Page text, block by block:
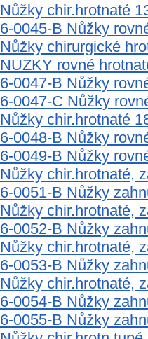
Nůžky chir.hrotnaté
6-0045-B Nůžky
Nůžky chirurgické
NUZKY rovné
6-0047-B Nůžky
6-0047-C Nůžky
Nůžky chir.hrotnaté
6-0048-B Nůžky
6-0049-B Nůžky
Nůžky chir.hrotnaté,
6-0051-B Nůžky
Nůžky chir.hrotnaté,
6-0052-B Nůžky
Nůžky chir.hrotnaté,
6-0053-B Nůžky
Nůžky chir.hrotnaté,
6-0054-B Nůžky
6-0055-B Nůžky